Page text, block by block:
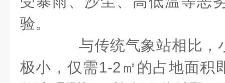
验。
与传统气象站相比，
极小，仅需1-2㎡的占地面积